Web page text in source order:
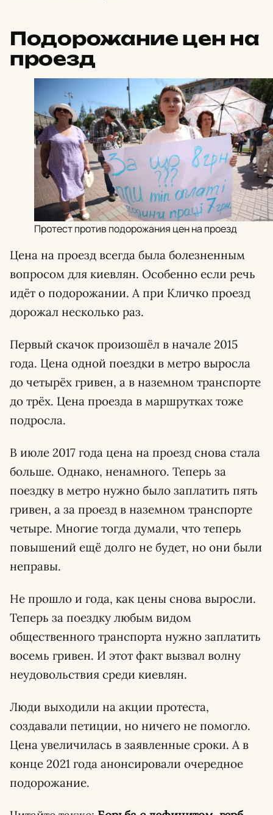
Подорожание цен на
проезд
Протест против подорожания цен на проезд
Цена на проезд всегда была болезненным
вопросом для киевлян. Особенно если речь
идёт о подорожании. А при Кличко проезд
дорожал несколько раз.
Первый скачок произошёл в начале 2015
года. Цена одной поездки в метро выросла
до четырёх гривен, а в наземном транспорте
до трёх. Цена проезда в маршрутках тоже
подросла.
В июле 2017 года цена на проезд снова стала
больше. Однако, ненамного. Теперь за
поездку в метро нужно было заплатить пять
гривен, а за проезд в наземном транспорте
четыре. Многие тогда думали, что теперь
повышений ещё долго не будет, но они были
неправы.
Не прошло и года, как цены снова выросли.
Теперь за поездку любым видом
общественного транспорта нужно заплатить
восемь гривен. И этот факт вызвал волну
неудовольствия среди киевлян.
Люди выходили на акции протеста,
создавали петиции, но ничего не помогло.
Цена увеличилась в заявленные сроки. А в
конце 2021 года анонсировали очередное
подорожание.